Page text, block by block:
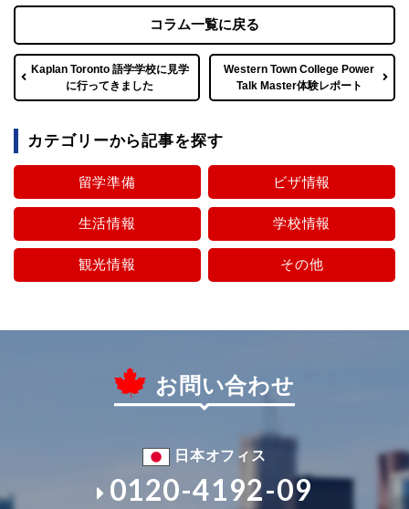
Kaplan Toronto 語学学校に見学
に行ってきました
コラム一覧に戻る
Western Town College Power
Talk Master体験レポート
カテゴリーから記事を探す
留学準備 ビザ情報
生活情報 学校情報
観光情報 その他
お問い合わせ
日本オフィス
0120-4192-09